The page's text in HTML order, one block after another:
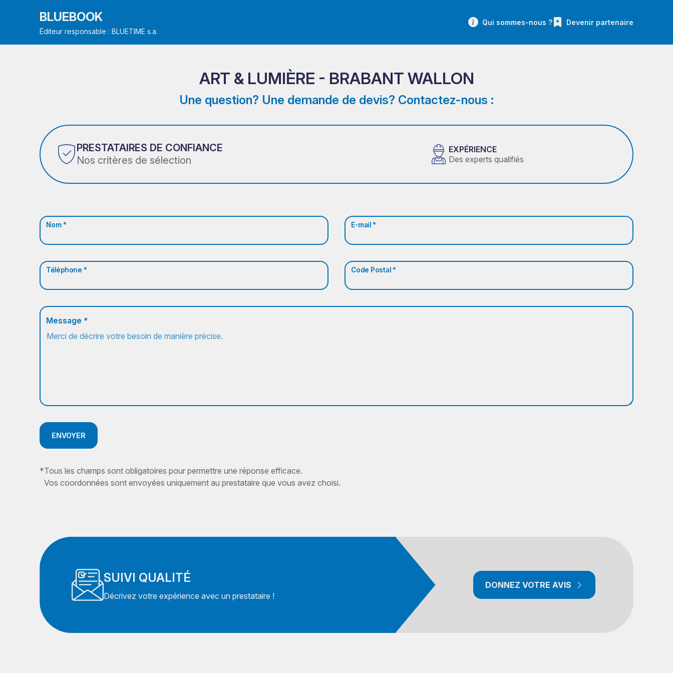
BLUEBOOK
Éditeur responsable : BLUETIME s.a.
Qui sommes-nous ? Devenir partenaire
ART & LUMIÈRE - BRABANT WALLON
Une question? Une demande de devis? Contactez-nous :
PRESTATAIRES DE CONFIANCE
Nos critères de sélection
EXPÉRIENCE
Des experts qualifiés
Nom * E-mail *
Téléphone * Code Postal *
Message *
ENVOYER
*Tous les champs sont obligatoires pour permettre une réponse efficace.
Vos coordonnées sont envoyées uniquement au prestataire que vous avez choisi.
SUIVI QUALITÉ
Décrivez votre expérience avec un prestataire !
DONNEZ VOTRE AVIS